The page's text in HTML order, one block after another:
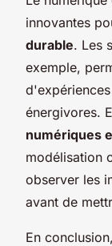
innovantes
durable. Les
exemple,
énergivores.
numériques
modélisation
observer les
avant de
En